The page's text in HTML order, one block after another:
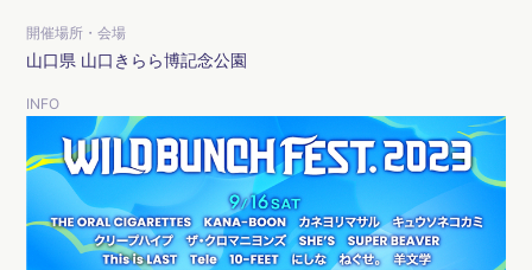
Goods
Blog
Movie Photo
Marcy's Snap LiveStream
開催場所・会場
山口県 山口きらら博記念公園
INFO